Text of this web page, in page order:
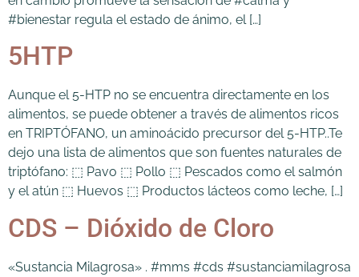
#bienestar regula el estado de ánimo, el […]
5HTP
Aunque el 5-HTP no se encuentra directamente en los
alimentos, se puede obtener a través de alimentos ricos
en TRIPTÓFANO, un aminoácido precursor del 5-HTP..Te
dejo una lista de alimentos que son fuentes naturales de
triptófano: ⬚ Pavo ⬚ Pollo ⬚ Pescados como el salmón
y el atún ⬚ Huevos ⬚ Productos lácteos como leche, […]
CDS – Dióxido de Cloro
«Sustancia Milagrosa» . #mms #cds #sustanciamilagrosa